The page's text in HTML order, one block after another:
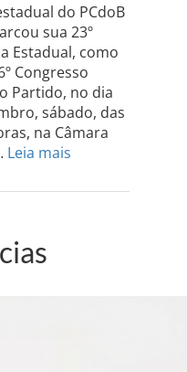
dia
13
de
setembro
do PCdoB
sua 23º
Estadual, como
Congresso
Partido, no dia
sábado, das
na Câmara
Leia mais
PI